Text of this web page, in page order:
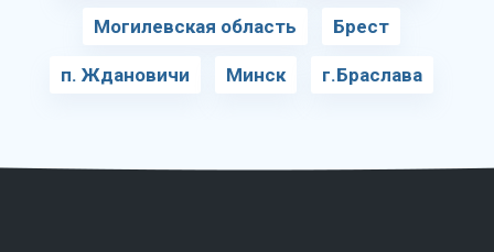
Могилевская область Брест
п. Ждановичи Минск г.Браслава